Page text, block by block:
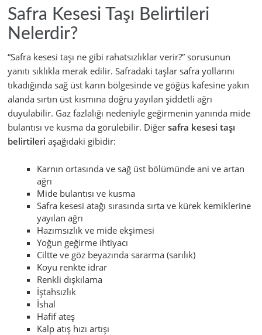
Safra Kesesi Taşı Belirtileri
Nelerdir?
“Safra kesesi taşı ne gibi rahatsızlıklar verir?” sorusunun
yanıtı sıklıkla merak edilir. Safradaki taşlar safra yollarını
tıkadığında sağ üst karın bölgesinde ve göğüs kafesine yakın
alanda sırtın üst kısmına doğru yayılan şiddetli ağrı
duyulabilir. Gaz fazlalığı nedeniyle geğirmenin yanında mide
bulantısı ve kusma da görülebilir. Diğer safra kesesi taşı
belirtileri aşağıdaki gibidir:
Karnın ortasında ve sağ üst bölümünde ani ve artan
ağrı
Mide bulantısı ve kusma
Safra kesesi atağı sırasında sırta ve kürek kemiklerine
yayılan ağrı
Hazımsızlık ve mide ekşimesi
Yoğun geğirme ihtiyacı
Ciltte ve göz beyazında sararma (sarılık)
Koyu renkte idrar
Renkli dışkılama
İştahsızlık
İshal
Hafif ateş
Kalp atış hızı artışı